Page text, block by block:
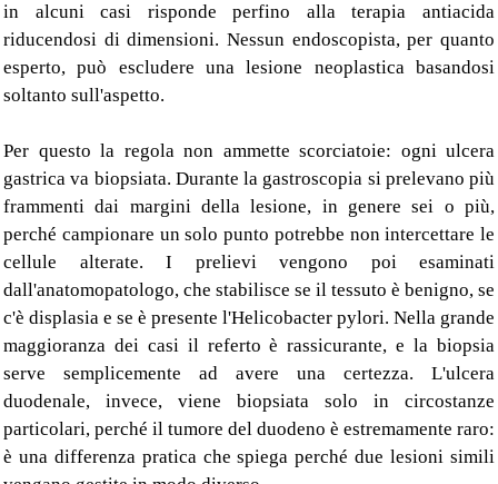
in alcuni casi risponde perfino alla terapia antiacida
riducendosi di dimensioni. Nessun endoscopista, per quanto
esperto, può escludere una lesione neoplastica basandosi
soltanto sull'aspetto.
Per questo la regola non ammette scorciatoie: ogni ulcera
gastrica va biopsiata. Durante la gastroscopia si prelevano più
frammenti dai margini della lesione, in genere sei o più,
perché campionare un solo punto potrebbe non intercettare le
cellule alterate. I prelievi vengono poi esaminati
dall'anatomopatologo, che stabilisce se il tessuto è benigno, se
c'è displasia e se è presente l'Helicobacter pylori. Nella grande
maggioranza dei casi il referto è rassicurante, e la biopsia
serve semplicemente ad avere una certezza. L'ulcera
duodenale, invece, viene biopsiata solo in circostanze
particolari, perché il tumore del duodeno è estremamente raro:
è una differenza pratica che spiega perché due lesioni simili